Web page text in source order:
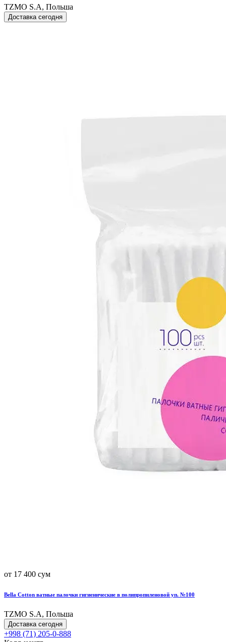
TZMO S.A, Польша
Доставка сегодня
от 17 400 сум
Bella Cotton ватные палочки гигиенические в полипропиленовой уп. №100
TZMO S.A, Польша
Доставка сегодня
+998 (71) 205-0-888